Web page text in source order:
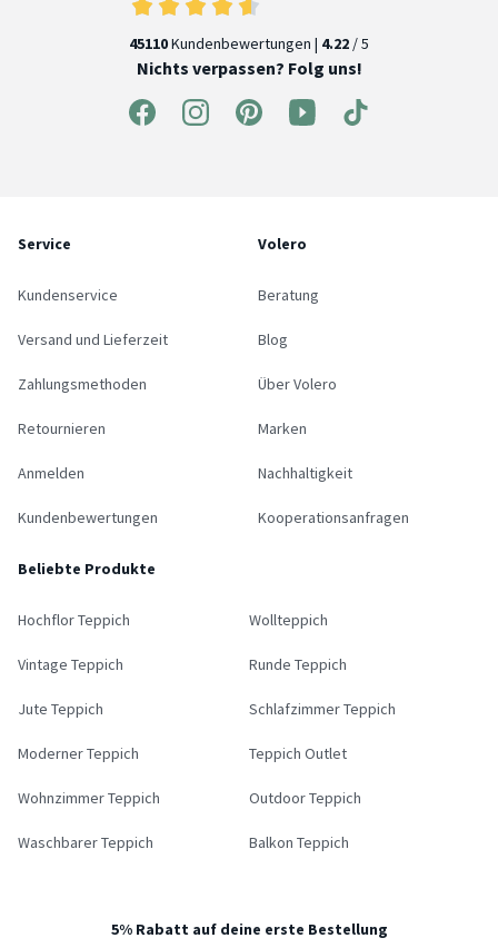
45110Kundenbewertungen | 4.22 / 5
Nichts verpassen? Folg uns!
Service
Kundenservice
Versand und Lieferzeit
Zahlungsmethoden
Retournieren
Anmelden
Kundenbewertungen
Volero
Beratung
Blog
Über Volero
Marken
Nachhaltigkeit
Kooperationsanfragen
Beliebte Produkte
Hochflor Teppich Wollteppich
Vintage Teppich Runde Teppich
Jute Teppich Schlafzimmer Teppich
Moderner Teppich Teppich Outlet
Wohnzimmer Teppich Outdoor Teppich
Waschbarer Teppich Balkon Teppich
5% Rabatt auf deine erste Bestellung